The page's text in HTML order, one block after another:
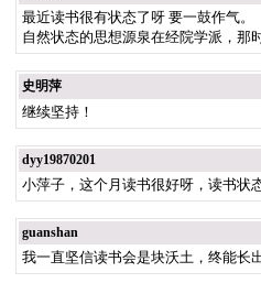
最近读书很有状态了呀 要一鼓作气。
自然状态的思想源泉在经院学派，那
史明萍
继续坚持！
dyy19870201
小萍子，这个月读书很好呀，读书状
guanshan
我一直坚信读书会是块沃土，终能长